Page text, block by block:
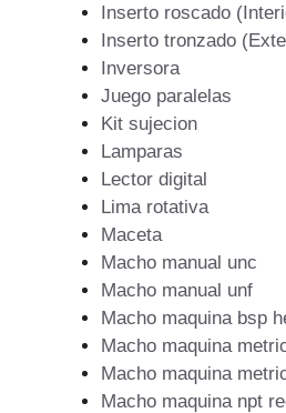
Inserto roscado
Inserto tronzado
Inversora
Juego paralelas
Kit sujecion
Lamparas
Lector digital
Lima rotativa
Maceta
Macho manual unc
Macho manual unf
Macho maquina bsp
Macho maquina
Macho maquina
Macho maquina npt